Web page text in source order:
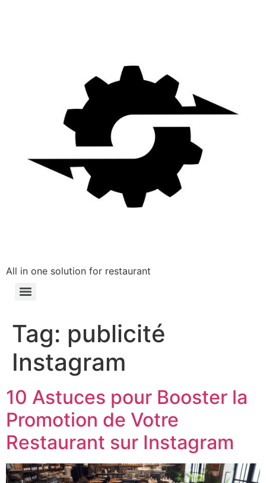
All in one solution for restaurant
Tag: publicité
Instagram
10 Astuces pour Booster la
Promotion de Votre
Restaurant sur Instagram